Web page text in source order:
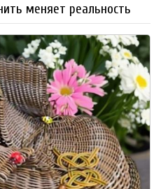
меняет реальность